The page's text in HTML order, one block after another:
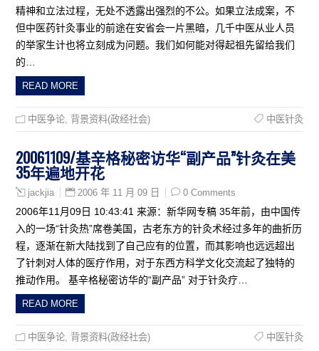
精神和立法过程，无处不透露出强烈的不公。如果立法成案，不
但中医药针灸事业的前途在安省会一片黑暗，几千中医从业人员
的举家生计也将立刻成为问题。我们如何能对得起祖先留给我们
的…
READ MORE
中医争论 背景资料(政经社会) 中医针灸
20061109/基辛格秘密访华“副产品”针灸在美
35年遍地开花
jackjia 2006 年 11 月 09 日 0 Comments
2006年11月09日 10:43:41 来源：新华网专稿 35年前，由中国传
入的一场“针灸热”席卷美国，古老东方的针灸术经过多年的曲折历
程，逐渐在新大陆找到了自己应有的位置，而其影响也远远超出
了针刺对人体的医疗作用，对于东西方科学文化交流起了独特的
推动作用。 基辛格秘密访华的“副产品” 对于针灸疗…
READ MORE
中医争论 背景资料(政经社会) 中医针灸